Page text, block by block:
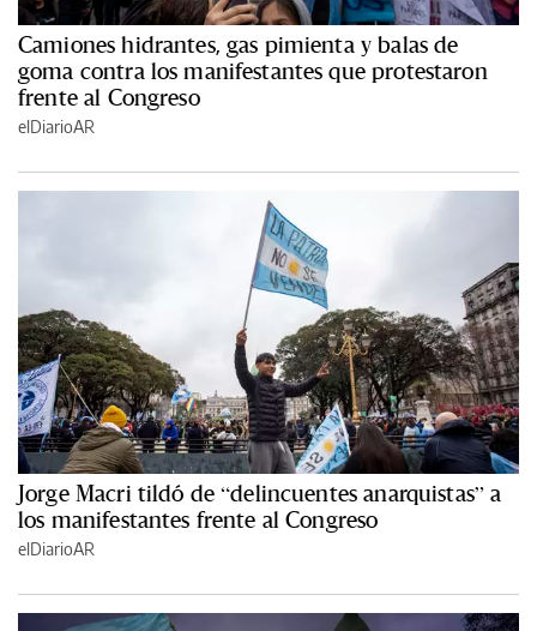
Camiones hidrantes, gas pimienta y balas de
goma contra los manifestantes que protestaron
frente al Congreso
elDiarioAR
Jorge Macri tildó de “delincuentes anarquistas” a
los manifestantes frente al Congreso
elDiarioAR